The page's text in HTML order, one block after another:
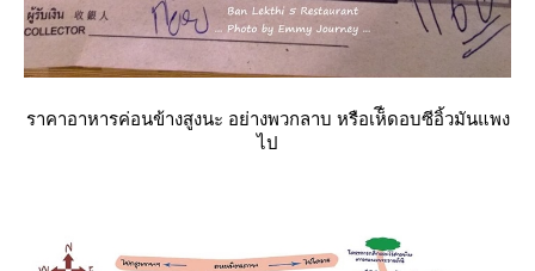
ราคาอาหารค่อนข้างสูงนะ อย่างพวกลาบ หรือเห็ีดอบซีอิ้วมันแพง
ไป